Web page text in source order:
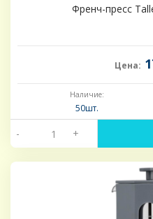
Френч-пресс
Цена:
Наличие:
50шт.
- +